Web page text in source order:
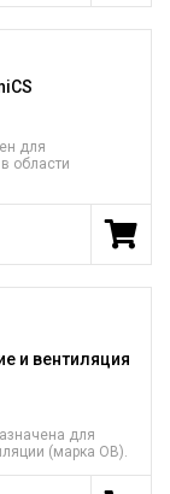
для
области
и вентиляция
для
(марка ОВ).